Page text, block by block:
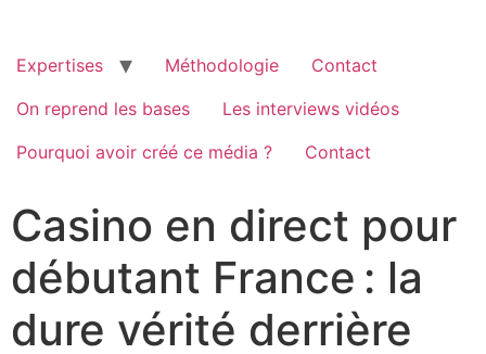
contenu
Expertises Méthodologie
Contact
On reprend les bases
Les interviews vidéos
Pourquoi avoir créé ce média ?
Contact
Casino en direct pour
débutant France : la
dure vérité derrière